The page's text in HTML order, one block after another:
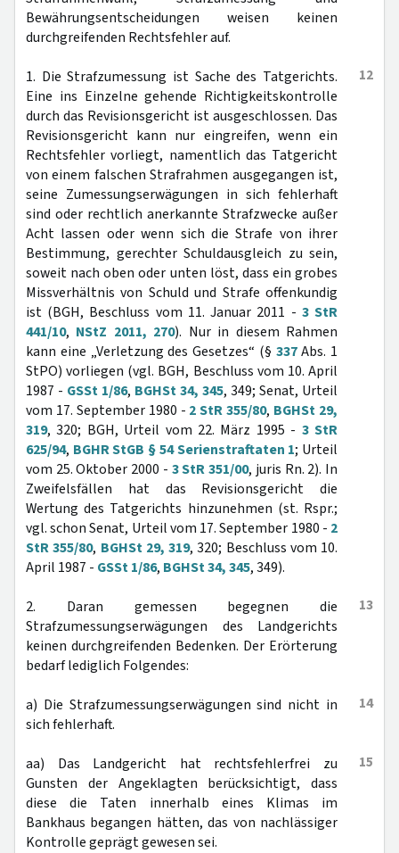
Bewährungsentscheidungen weisen keinen
durchgreifenden Rechtsfehler auf.
12
1. Die Strafzumessung ist Sache des Tatgerichts.
Eine ins Einzelne gehende Richtigkeitskontrolle
durch das Revisionsgericht ist ausgeschlossen. Das
Revisionsgericht kann nur eingreifen, wenn ein
Rechtsfehler vorliegt, namentlich das Tatgericht
von einem falschen Strafrahmen ausgegangen ist,
seine Zumessungserwägungen in sich fehlerhaft
sind oder rechtlich anerkannte Strafzwecke außer
Acht lassen oder wenn sich die Strafe von ihrer
Bestimmung, gerechter Schuldausgleich zu sein,
soweit nach oben oder unten löst, dass ein grobes
Missverhältnis von Schuld und Strafe offenkundig
ist (BGH, Beschluss vom 11. Januar 2011 - 3 StR
441/10, NStZ 2011, 270). Nur in diesem Rahmen
kann eine „Verletzung des Gesetzes“ (§ 337Abs. 1
StPO) vorliegen (vgl. BGH, Beschluss vom 10. April
1987 - GSSt 1/86, BGHSt 34, 345, 349; Senat, Urteil
vom 17. September 1980 - 2 StR 355/80, BGHSt 29,
319, 320; BGH, Urteil vom 22. März 1995 - 3 StR
625/94, BGHR StGB § 54 Serienstraftaten 1; Urteil
vom 25. Oktober 2000 - 3 StR 351/00, juris Rn. 2). In
Zweifelsfällen hat das Revisionsgericht die
Wertung des Tatgerichts hinzunehmen (st. Rspr.;
vgl. schon Senat, Urteil vom 17. September 1980 - 2
StR 355/80, BGHSt 29, 319, 320; Beschluss vom 10.
April 1987 - GSSt 1/86, BGHSt 34, 345, 349).
13
2. Daran gemessen begegnen die
Strafzumessungserwägungen des Landgerichts
keinen durchgreifenden Bedenken. Der Erörterung
bedarf lediglich Folgendes:
14
a) Die Strafzumessungserwägungen sind nicht in
sich fehlerhaft.
15
aa) Das Landgericht hat rechtsfehlerfrei zu
Gunsten der Angeklagten berücksichtigt, dass
diese die Taten innerhalb eines Klimas im
Bankhaus begangen hätten, das von nachlässiger
Kontrolle geprägt gewesen sei.